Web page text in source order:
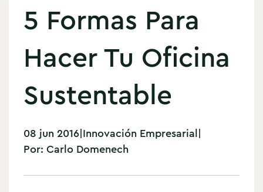
5 Formas Para
Hacer Tu Oficina
Sustentable
08 jun 2016|Innovación Empresarial|
Por: Carlo Domenech